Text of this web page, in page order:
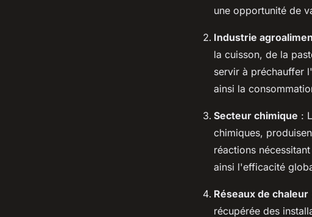
une opportunité de
Industrie
la cuisson, de la
servir à préchauffer
ainsi la
Secteur chimique :
chimiques,
réactions
ainsi l'efficacité
Réseaux de chaleur
récupérée des